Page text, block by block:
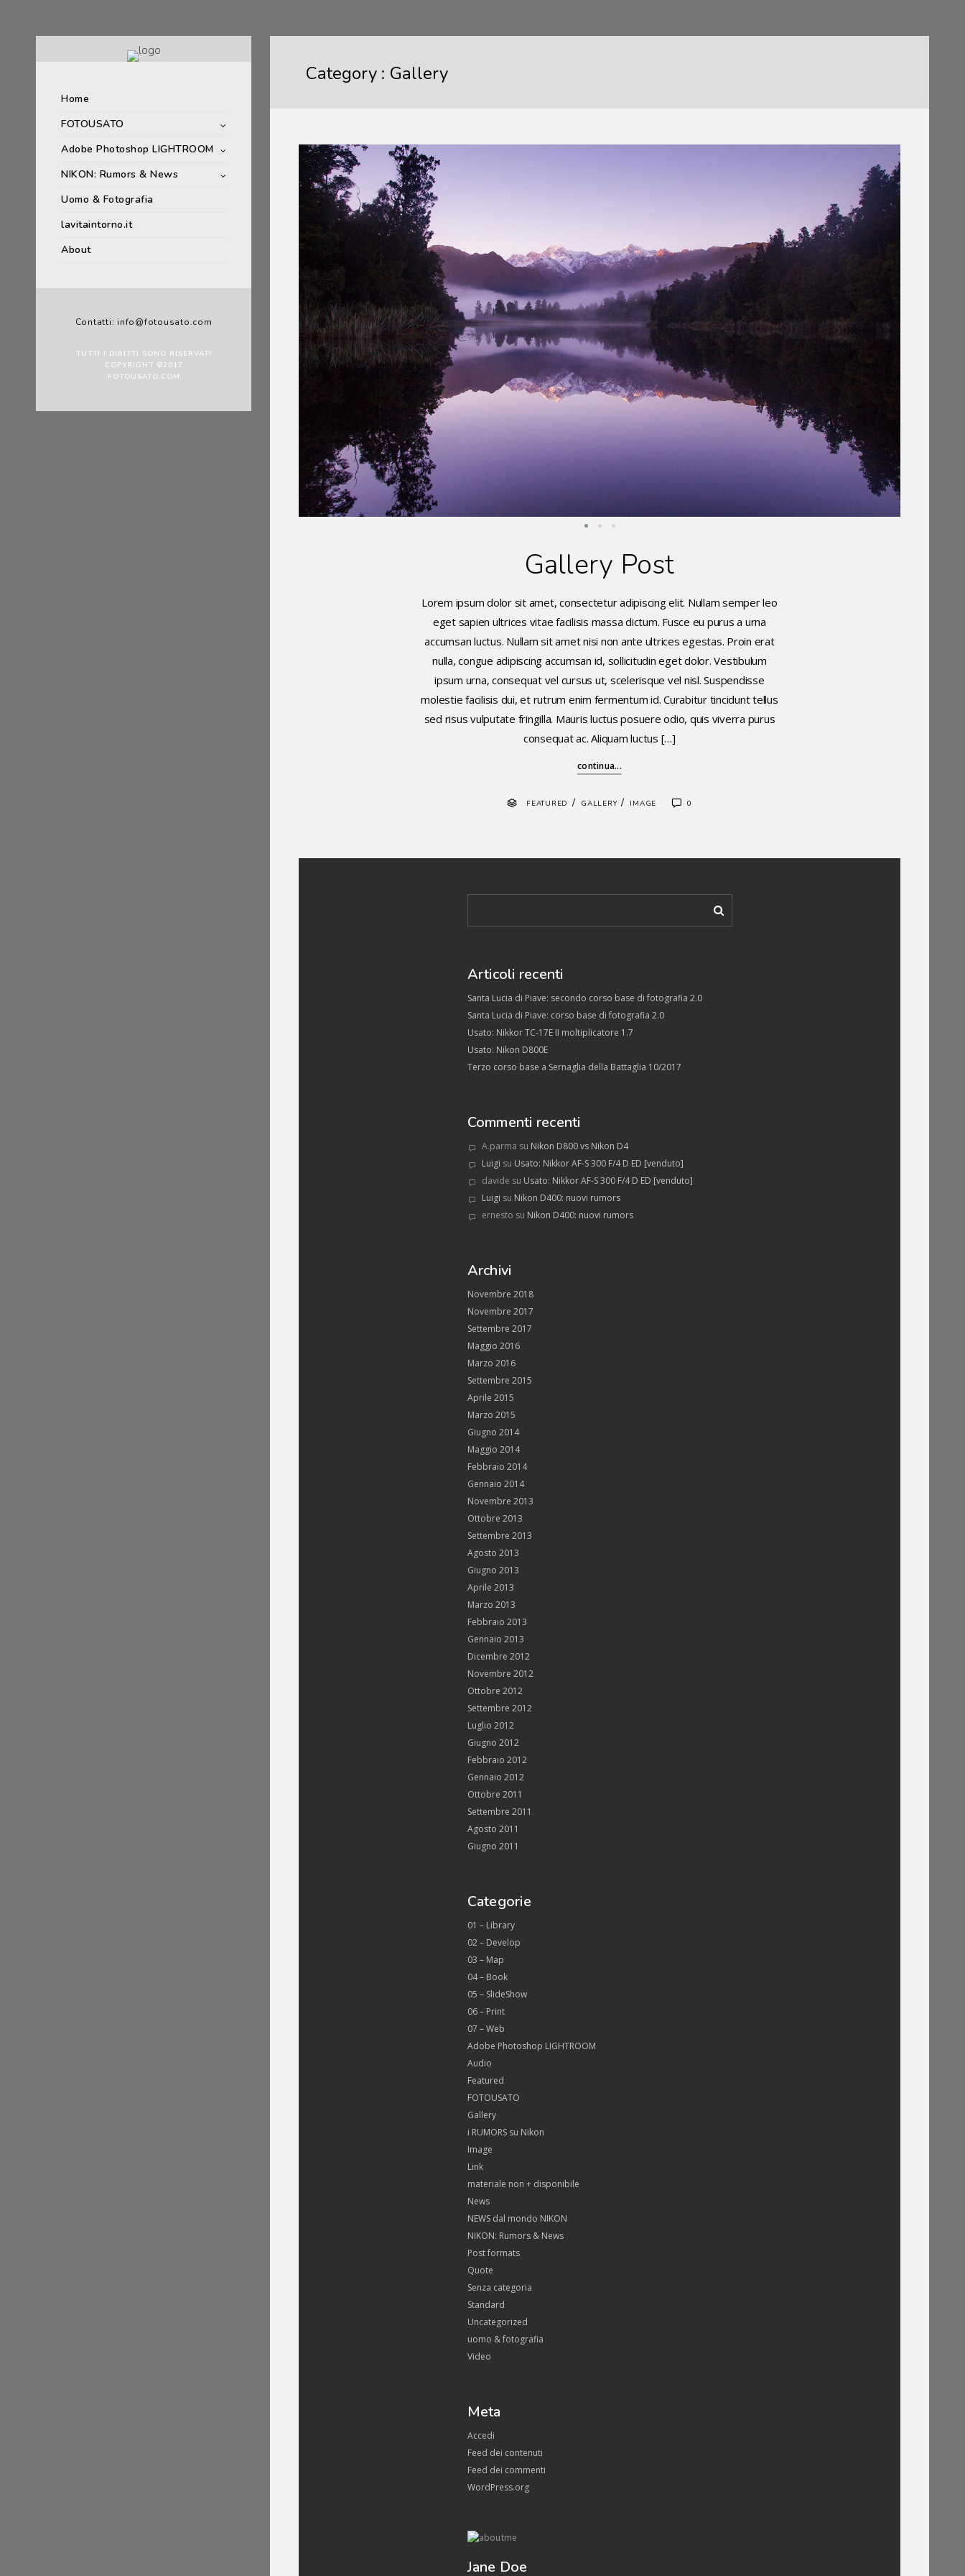
Home
FOTOUSATO
Adobe Photoshop LIGHTROOM
NIKON: Rumors & News
Uomo & Fotografia
lavitaintorno.it
About
Contatti: info@fotousato.com
TUTTI I DIRITTI SONO RISERVATI
COPYRIGHT ©2017
FOTOUSATO.COM
Category : Gallery
Gallery Post
Lorem ipsum dolor sit amet, consectetur adipiscing elit. Nullam semper leo
eget sapien ultrices vitae facilisis massa dictum. Fusce eu purus a urna
accumsan luctus. Nullam sit amet nisi non ante ultrices egestas. Proin erat
nulla, congue adipiscing accumsan id, sollicitudin eget dolor. Vestibulum
ipsum urna, consequat vel cursus ut, scelerisque vel nisl. Suspendisse
molestie facilisis dui, et rutrum enim fermentum id. Curabitur tincidunt tellus
sed risus vulputate fringilla. Mauris luctus posuere odio, quis viverra purus
consequat ac. Aliquam luctus […]
continua...
FEATURED / GALLERY/ IMAGE 0
Articoli recenti
Santa Lucia di Piave: secondo corso base di fotografia 2.0
Santa Lucia di Piave: corso base di fotografia 2.0
Usato: Nikkor TC-17E II moltiplicatore 1.7
Usato: Nikon D800E
Terzo corso base a Sernaglia della Battaglia 10/2017
Commenti recenti
A.parma su Nikon D800 vs Nikon D4
Luigi su Usato: Nikkor AF-S 300 F/4 D ED [venduto]
davide su Usato: Nikkor AF-S 300 F/4 D ED [venduto]
Luigi su Nikon D400: nuovi rumors
ernesto su Nikon D400: nuovi rumors
Archivi
Novembre 2018
Novembre 2017
Settembre 2017
Maggio 2016
Marzo 2016
Settembre 2015
Aprile 2015
Marzo 2015
Giugno 2014
Maggio 2014
Febbraio 2014
Gennaio 2014
Novembre 2013
Ottobre 2013
Settembre 2013
Agosto 2013
Giugno 2013
Aprile 2013
Marzo 2013
Febbraio 2013
Gennaio 2013
Dicembre 2012
Novembre 2012
Ottobre 2012
Settembre 2012
Luglio 2012
Giugno 2012
Febbraio 2012
Gennaio 2012
Ottobre 2011
Settembre 2011
Agosto 2011
Giugno 2011
Categorie
01 – Library
02 – Develop
03 – Map
04 – Book
05 – SlideShow
06 – Print
07 – Web
Adobe Photoshop LIGHTROOM
Audio
Featured
FOTOUSATO
Gallery
i RUMORS su Nikon
Image
Link
materiale non + disponibile
News
NEWS dal mondo NIKON
NIKON: Rumors & News
Post formats
Quote
Senza categoria
Standard
Uncategorized
uomo & fotografia
Video
Meta
Accedi
Feed dei contenuti
Feed dei commenti
WordPress.org
Jane Doe